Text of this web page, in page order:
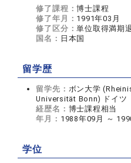
修了課程：博士課程
修了年月： 1991年03月
修了区分：単位取得満期
国名： 日本国
留学歴
留学先： ボン大学
Universität Bonn) ドイツ
経歴名： 博士課程相当
年月： 1988年09月 ～
学位